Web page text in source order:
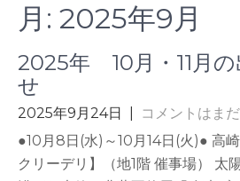
月: 2025年9月
2025年 10月・11月の
せ
2025年9月24日
コメントはま
●10月8日(水)～10月14日(火)● 高
クリーデリ】（地1階 催事場） 太